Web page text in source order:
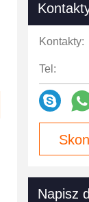
Kontakty:
Tel:
Napisz